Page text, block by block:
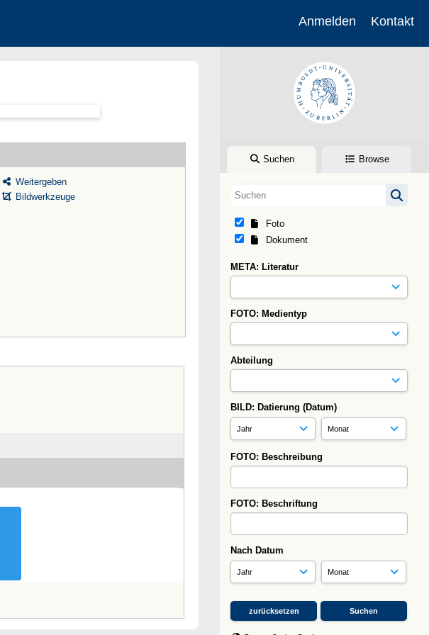
Anmelden Kontakt
Suchen Browse
Foto
Dokument
META: Literatur
FOTO: Medientyp
Abteilung
BILD: Datierung (Datum)
FOTO: Beschreibung
FOTO: Beschriftung
Nach Datum
Weitergeben
Bildwerkzeuge